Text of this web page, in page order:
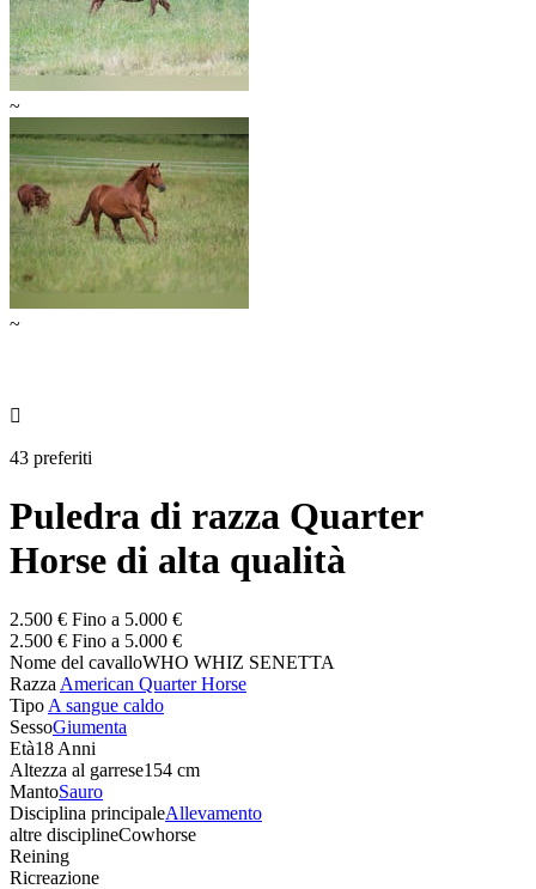
~
~

43 preferiti
Puledra di razza Quarter
Horse di alta qualità
2.500 € Fino a 5.000 €
2.500 € Fino a 5.000 €
Nome del cavalloWHO WHIZ SENETTA
Razza American Quarter Horse
Tipo A sangue caldo
SessoGiumenta
Età18 Anni
Altezza al garrese154 cm
MantoSauro
Disciplina principaleAllevamento
altre disciplineCowhorse
Reining
Ricreazione